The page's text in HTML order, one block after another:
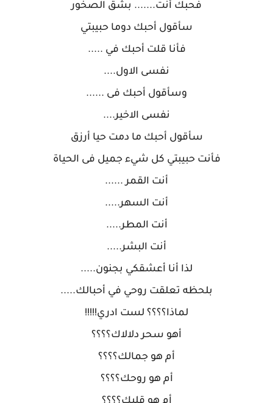
فحبك أنت....... بشق الصخور
سأقول أحبك دوما حبيبتي
فأنا قلت أحبك في .....
نفسى الاول....
وسأقول أحبك فى ......
نفسى الاخير....
سأقول أحبك ما دمت حيا أرزق
فأنت حبيبتي كل شيء جميل فى الحياة
أنت القمر ......
أنت السهر.....
أنت المطر.....
أنت البشر.....
لذا أنا أعشقكي بجنون.....
بلحظه تعلقت روحي في أحبالك.....
لماذا؟؟؟؟ لست ادري!!!!!
أهو سحر دلالاك؟؟؟؟
أم هو جمالك؟؟؟؟
أم هو روحك؟؟؟؟